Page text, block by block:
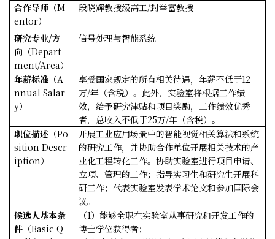
合作导师 （M
entor）
段晓辉教授级高工/封举富教授
研究专业/方
向 （Depart
ment/Area）
信号处理与智能系统
年薪标准 （A
nnual Salar
y）
享受国家规定的所有相关待遇，年薪不低于12
万/年（含税）。 此外，实验室将根据工作绩
效，给予研究津贴和项目奖励，工作绩效优秀
者，总收入不低于25万/年（含税）。
职位描述 （Po
sition Descr
iption）
开展工业应用场景中的智能视觉相关算法和系统
的研究工作，并协助合作单位开展相关技术的产
业化工程转化工作。协助实验室进行项目申请、
立项、管理的工作；指导实习生和研究生开展科
研工作；代表实验室发表学术论文和参加国际会
议。
候选人基本条
件 （Basic Q
（1）能够全职在实验室从事研究和开发工作的
博士学位获得者；